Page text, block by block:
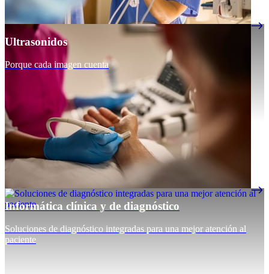
Ultrasonidos
Porque cada imagen cuenta
Informática clínica y de diagnóstico
Soluciones de diagnóstico integradas para una mejor atención al
paciente